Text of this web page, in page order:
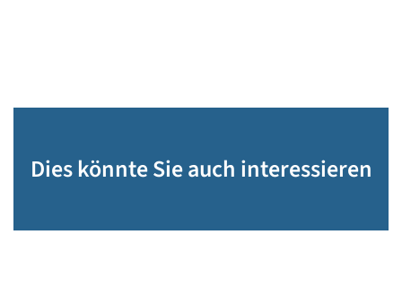
Dies könnte Sie auch interessieren